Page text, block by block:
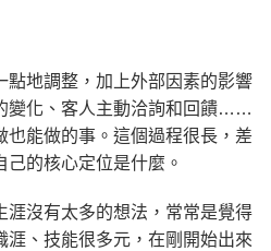
點地調整，加上外部因素的影響
變化、客人主動洽詢和回饋……
也能做的事。這個過程很長，差
的核心定位是什麼。
涯沒有太多的想法，常常是覺得
涯、技能很多元，在剛開始出來